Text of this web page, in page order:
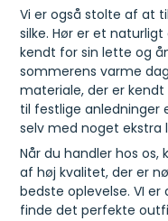
Vi er også stolte af at
silke. Hør er et
kendt for sin lette og
sommerens varme
materiale, der er
til festlige anledninger
selv med noget ekstra
Når du handler hos
af høj kvalitet, der er
bedste oplevelse. VI
finde det perfekte